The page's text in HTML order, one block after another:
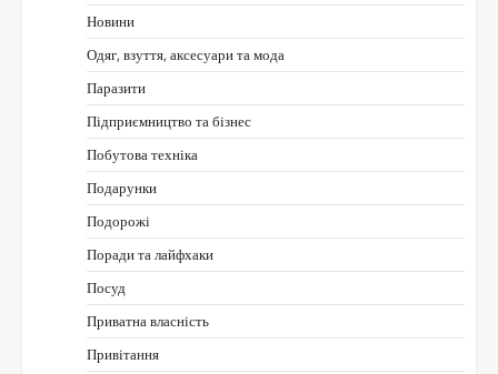
Новини
Одяг, взуття, аксесуари та мода
Паразити
Підприємництво та бізнес
Побутова техніка
Подарунки
Подорожі
Поради та лайфхаки
Посуд
Приватна власність
Привітання